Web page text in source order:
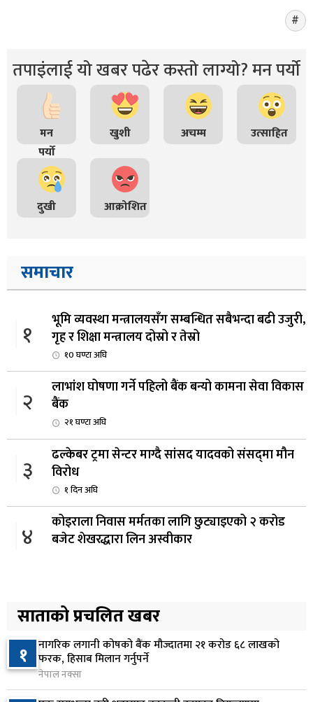
तपाइंलाई यो खबर पढेर कस्तो लाग्यो? मन पर्यो
मन
पर्यो
खुशी अचम्म उत्साहित
दुखी आक्रोशित
समाचार
१
भूमि व्यवस्था मन्त्रालयसँग सम्बन्धित सबैभन्दा बढी उजुरी,
गृह र शिक्षा मन्त्रालय दोस्रो र तेस्रो
१0 घण्टा अघि
२
लाभांश घोषणा गर्ने पहिलो बैंक बन्यो कामना सेवा विकास
बैंक
२१ घण्टा अघि
३
ढल्केबर ट्रमा सेन्टर माग्दै सांसद यादवको संसद्‌मा मौन
विरोध
१ दिन अघि
४
कोइराला निवास मर्मतका लागि छुट्याइएको २ करोड
बजेट शेखरद्धारा लिन अस्वीकार
५
ठक्कर दिँदा किशोरको मृत्यु
१ दिन अघि
६
प्रतिनिधिसभा बैठक बस्दै , पाँच विधेयक र प्रतिवेदन
प्रस्तुत हुने
१ दिन अघि
साताको प्रचलित खबर
१ नागरिक लगानी कोषको बैंक मौज्दातमा २१ करोड ६८ लाखको
फरक, हिसाब मिलान गर्नुपर्ने
नेपाल नक्सा